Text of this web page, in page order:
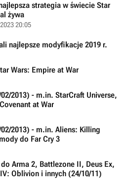
strategia w świecie Star
żywa
20:05
najlepsze modyfikacje 2019 r.
Wars: Empire at War
2013) - m.in. StarCraft Universe,
at War
2013) - m.in. Aliens: Killing
do Far Cry 3
Arma 2, Battlezone II, Deus Ex,
Operation Flashpoint, TES IV: Oblivion i innych (24/10/11)